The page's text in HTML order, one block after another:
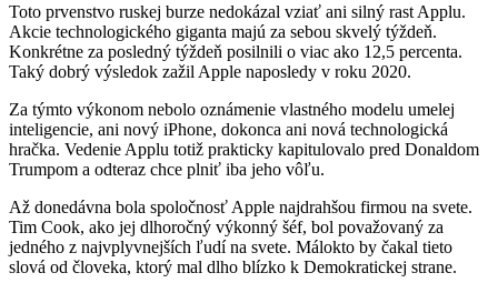
Toto prvenstvo ruskej burze nedokázal vziať ani silný rast Applu.
Akcie technologického giganta majú za sebou skvelý týždeň.
Konkrétne za posledný týždeň posilnili o viac ako 12,5 percenta.
Taký dobrý výsledok zažil Apple naposledy v roku 2020.
Za týmto výkonom nebolo oznámenie vlastného modelu umelej
inteligencie, ani nový iPhone, dokonca ani nová technologická
hračka. Vedenie Applu totiž prakticky kapitulovalo pred Donaldom
Trumpom a odteraz chce plniť iba jeho vôľu.
Až donedávna bola spoločnosť Apple najdrahšou firmou na svete.
Tim Cook, ako jej dlhoročný výkonný šéf, bol považovaný za
jedného z najvplyvnejších ľudí na svete. Málokto by čakal tieto
slová od človeka, ktorý mal dlho blízko k Demokratickej strane.